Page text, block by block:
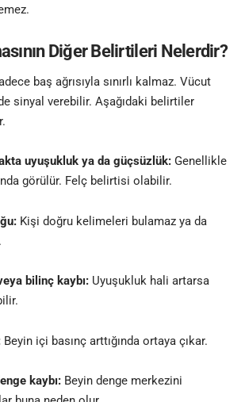
Diğer Belirtileri Nelerdir?
baş ağrısıyla sınırlı kalmaz. Vücut
sinyal verebilir. Aşağıdaki belirtiler
uyuşukluk ya da güçsüzlük: Genellikle
görülür. Felç belirtisi olabilir.
Kişi doğru kelimeleri bulamaz ya da
bilinç kaybı: Uyuşukluk hali artarsa
Beyin içi basınç arttığında ortaya çıkar.
kaybı: Beyin denge merkezini